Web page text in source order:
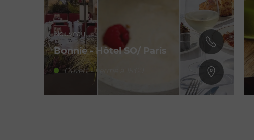
Nouveau
Bonnie - Hôtel SO/ Paris
Ouvert - Ferme à 15:00